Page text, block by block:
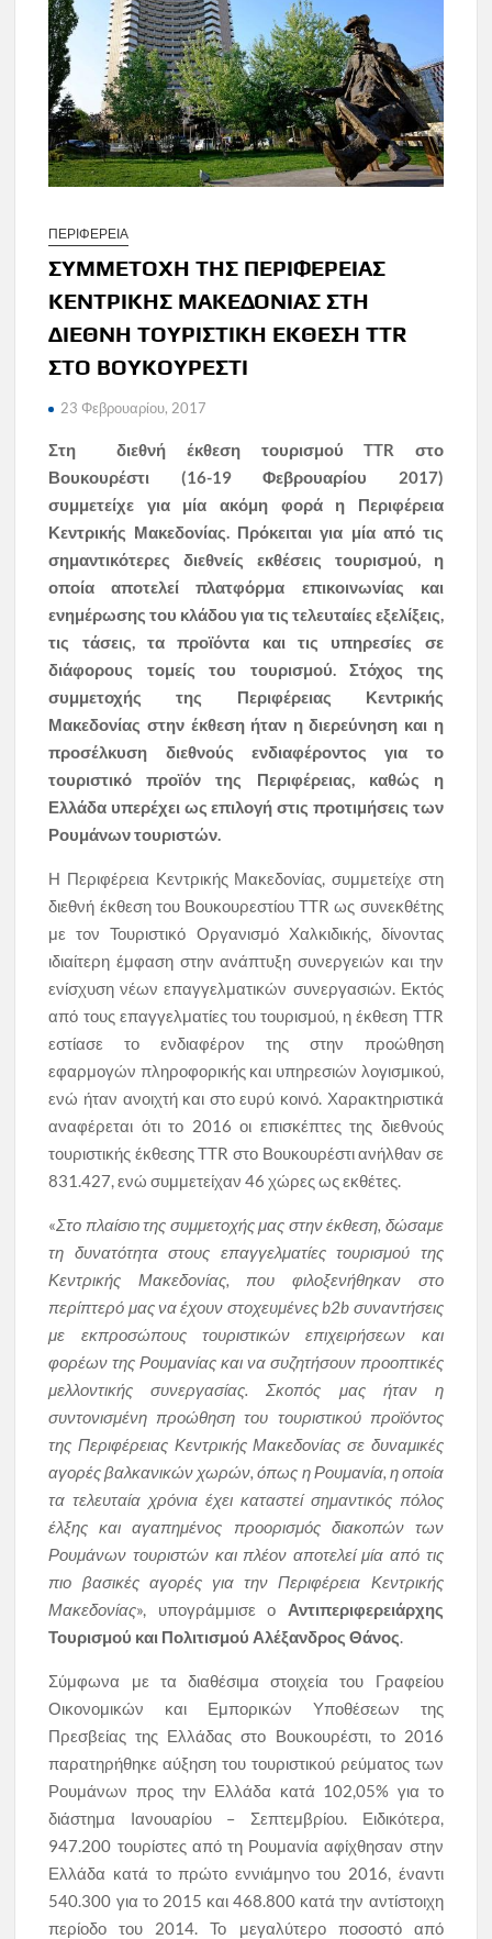
ΠΕΡΙΦΕΡΕΙΑ
ΣΥΜΜΕΤΟΧΗ ΤΗΣ ΠΕΡΙΦΕΡΕΙΑΣ
ΚΕΝΤΡΙΚΗΣ ΜΑΚΕΔΟΝΙΑΣ ΣΤΗ
ΔΙΕΘΝΗ ΤΟΥΡΙΣΤΙΚΗ ΕΚΘΕΣΗ TTR
ΣΤΟ ΒΟΥΚΟΥΡΕΣΤΙ
23 Φεβρουαρίου, 2017
Στη διεθνή έκθεση τουρισμού TTR στο
Βουκουρέστι (16-19 Φεβρουαρίου 2017)
συμμετείχε για μία ακόμη φορά η Περιφέρεια
Κεντρικής Μακεδονίας. Πρόκειται για μία από τις
σημαντικότερες διεθνείς εκθέσεις τουρισμού, η
οποία αποτελεί πλατφόρμα επικοινωνίας και
ενημέρωσης του κλάδου για τις τελευταίες εξελίξεις,
τις τάσεις, τα προϊόντα και τις υπηρεσίες σε
διάφορους τομείς του τουρισμού. Στόχος της
συμμετοχής της Περιφέρειας Κεντρικής
Μακεδονίας στην έκθεση ήταν η διερεύνηση και η
προσέλκυση διεθνούς ενδιαφέροντος για το
τουριστικό προϊόν της Περιφέρειας, καθώς η
Ελλάδα υπερέχει ως επιλογή στις προτιμήσεις των
Ρουμάνων τουριστών.
Η Περιφέρεια Κεντρικής Μακεδονίας, συμμετείχε στη
διεθνή έκθεση του Βουκουρεστίου TTR ως συνεκθέτης
με τον Τουριστικό Οργανισμό Χαλκιδικής, δίνοντας
ιδιαίτερη έμφαση στην ανάπτυξη συνεργειών και την
ενίσχυση νέων επαγγελματικών συνεργασιών. Εκτός
από τους επαγγελματίες του τουρισμού, η έκθεση TTR
εστίασε το ενδιαφέρον της στην προώθηση
εφαρμογών πληροφορικής και υπηρεσιών λογισμικού,
ενώ ήταν ανοιχτή και στο ευρύ κοινό. Χαρακτηριστικά
αναφέρεται ότι το 2016 οι επισκέπτες της διεθνούς
τουριστικής έκθεσης TTR στο Βουκουρέστι ανήλθαν σε
831.427, ενώ συμμετείχαν 46 χώρες ως εκθέτες.
«Στο πλαίσιο της συμμετοχής μας στην έκθεση, δώσαμε
τη δυνατότητα στους επαγγελματίες τουρισμού της
Κεντρικής Μακεδονίας, που φιλοξενήθηκαν στο
περίπτερό μας να έχουν στοχευμένες b2b συναντήσεις
με εκπροσώπους τουριστικών επιχειρήσεων και
φορέων της Ρουμανίας και να συζητήσουν προοπτικές
μελλοντικής συνεργασίας. Σκοπός μας ήταν η
συντονισμένη προώθηση του τουριστικού προϊόντος
της Περιφέρειας Κεντρικής Μακεδονίας σε δυναμικές
αγορές βαλκανικών χωρών, όπως η Ρουμανία, η οποία
τα τελευταία χρόνια έχει καταστεί σημαντικός πόλος
έλξης και αγαπημένος προορισμός διακοπών των
Ρουμάνων τουριστών και πλέον αποτελεί μία από τις
πιο βασικές αγορές για την Περιφέρεια Κεντρικής
Μακεδονίας», υπογράμμισε ο Αντιπεριφερειάρχης
Τουρισμού και Πολιτισμού Αλέξανδρος Θάνος.
Σύμφωνα με τα διαθέσιμα στοιχεία του Γραφείου
Οικονομικών και Εμπορικών Υποθέσεων της
Πρεσβείας της Ελλάδας στο Βουκουρέστι, το 2016
παρατηρήθηκε αύξηση του τουριστικού ρεύματος των
Ρουμάνων προς την Ελλάδα κατά 102,05% για το
διάστημα Ιανουαρίου – Σεπτεμβρίου. Ειδικότερα,
947.200 τουρίστες από τη Ρουμανία αφίχθησαν στην
Ελλάδα κατά το πρώτο εννιάμηνο του 2016, έναντι
540.300 για το 2015 και 468.800 κατά την αντίστοιχη
περίοδο του 2014. Το μεγαλύτερο ποσοστό από